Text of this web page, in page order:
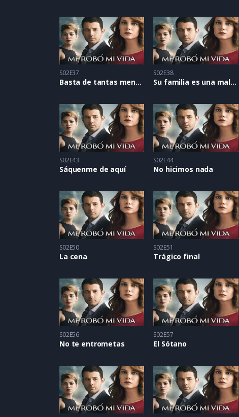
S02E37
Basta de tantas mentiras
S02E38
Su familia es una maldición
S02E43
Sáquenme de aquí
S02E44
No hicimos nada
S02E50
La cena
S02E51
Trágico final
S02E56
No te entrometas
S02E57
El Sótano